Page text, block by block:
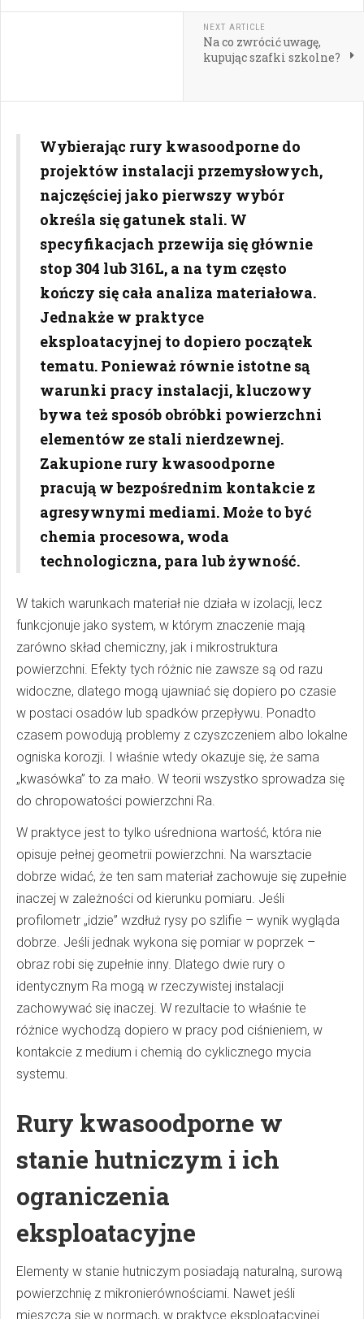
NEXT ARTICLE
Na co zwrócić uwagę,
kupując szafki szkolne?
Wybierając rury kwasoodporne do
projektów instalacji przemysłowych,
najczęściej jako pierwszy wybór
określa się gatunek stali. W
specyfikacjach przewija się głównie
stop 304 lub 316L, a na tym często
kończy się cała analiza materiałowa.
Jednakże w praktyce
eksploatacyjnej to dopiero początek
tematu. Ponieważ równie istotne są
warunki pracy instalacji, kluczowy
bywa też sposób obróbki powierzchni
elementów ze stali nierdzewnej.
Zakupione rury kwasoodporne
pracują w bezpośrednim kontakcie z
agresywnymi mediami. Może to być
chemia procesowa, woda
technologiczna, para lub żywność.
W takich warunkach materiał nie działa w izolacji, lecz
funkcjonuje jako system, w którym znaczenie mają
zarówno skład chemiczny, jak i mikrostruktura
powierzchni. Efekty tych różnic nie zawsze są od razu
widoczne, dlatego mogą ujawniać się dopiero po czasie
w postaci osadów lub spadków przepływu. Ponadto
czasem powodują problemy z czyszczeniem albo lokalne
ogniska korozji. I właśnie wtedy okazuje się, że sama
„kwasówka” to za mało. W teorii wszystko sprowadza się
do chropowatości powierzchni Ra.
W praktyce jest to tylko uśredniona wartość, która nie
opisuje pełnej geometrii powierzchni. Na warsztacie
dobrze widać, że ten sam materiał zachowuje się zupełnie
inaczej w zależności od kierunku pomiaru. Jeśli
profilometr „idzie” wzdłuż rysy po szlifie – wynik wygląda
dobrze. Jeśli jednak wykona się pomiar w poprzek –
obraz robi się zupełnie inny. Dlatego dwie rury o
identycznym Ra mogą w rzeczywistej instalacji
zachowywać się inaczej. W rezultacie to właśnie te
różnice wychodzą dopiero w pracy pod ciśnieniem, w
kontakcie z medium i chemią do cyklicznego mycia
systemu.
Rury kwasoodporne w
stanie hutniczym i ich
ograniczenia
eksploatacyjne
Elementy w stanie hutniczym posiadają naturalną, surową
powierzchnię z mikronierównościami. Nawet jeśli
mieszczą się w normach, w praktyce eksploatacyjnej